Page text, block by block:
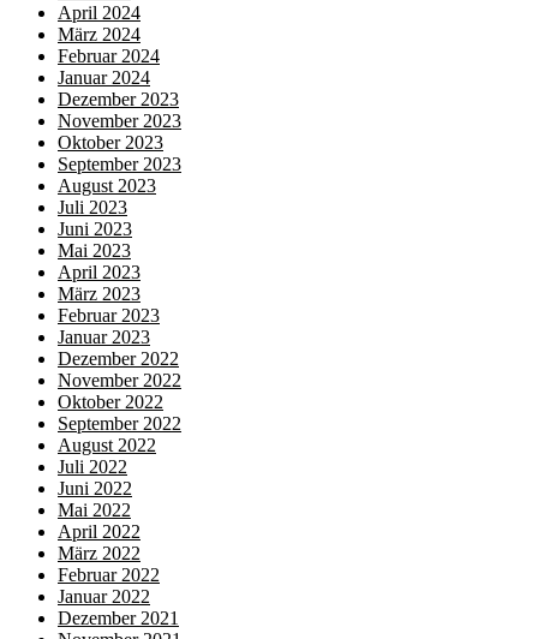
April 2024
März 2024
Februar 2024
Januar 2024
Dezember 2023
November 2023
Oktober 2023
September 2023
August 2023
Juli 2023
Juni 2023
Mai 2023
April 2023
März 2023
Februar 2023
Januar 2023
Dezember 2022
November 2022
Oktober 2022
September 2022
August 2022
Juli 2022
Juni 2022
Mai 2022
April 2022
März 2022
Februar 2022
Januar 2022
Dezember 2021